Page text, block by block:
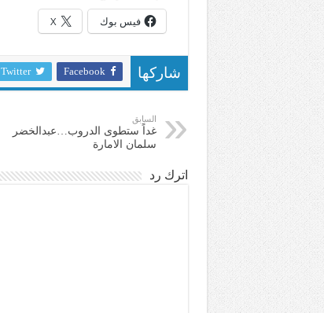
فيس بوك X
شاركها Facebook
Twitter
السابق
غداً ستطوى الدروب…عبدالخضر
سلمان الامارة
اترك رد